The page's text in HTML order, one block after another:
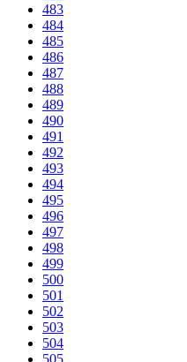
483
484
485
486
487
488
489
490
491
492
493
494
495
496
497
498
499
500
501
502
503
504